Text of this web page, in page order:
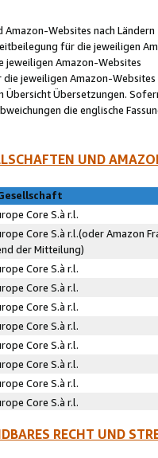
Websites nach Ländern
für die jeweiligen
jeweiligen Amazon-Websites
jeweiligen Amazon-Websites
Übersicht Übersetzungen.
die englische
UND
Core S.à r.l.
Core S.à r.l.(oder Amazon
der Mitteilung)
Core S.à r.l.
Core S.à r.l.
Core S.à r.l.
Core S.à r.l.
Core S.à r.l.
Core S.à r.l.
Core S.à r.l.
Core S.à r.l.
RECHT UND